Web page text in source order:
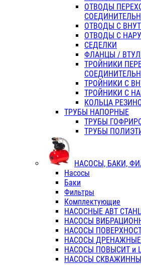
ОТВОДЫ
ОТВОДЫ С
ОТВОДЫ С
СЕДЕЛКИ
ФЛАНЦЫ /
ТРОЙНИКИ
ТРОЙНИКИ С
ТРОЙНИКИ С
КОЛЬЦА
ТРУБЫ НАПОРНЫЕ
ТРУБЫ
ТРУБЫ
НАСОСЫ, БАКИ,
Насосы
Баки
Фильтры
Комплектующие
НАСОСНЫЕ АВТ
НАСОСЫ
НАСОСЫ
НАСОСЫ
НАСОСЫ ПОВЫСИТ и
НАСОСЫ